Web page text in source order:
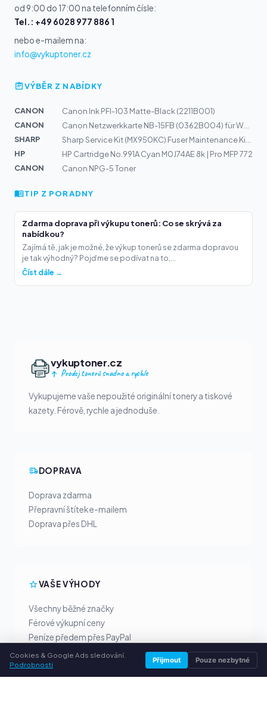
od 9:00 do 17:00 na telefonním čísle:
Tel.: +49 6028 977 886 1
nebo e-mailem na:
info@vykuptoner.cz
VÝBĚR Z NABÍDKY
CANON
Canon Ink PFI-103 Matte-Black (2211B001)
CANON
SHARP
HP
HP Cartridge No.991A Cyan M0J74AE 8k | Pro MFP 772
CANON
Canon NPG-5 Toner
TIP Z PORADNY
Zdarma doprava při výkupu tonerů: Co se skrývá za
nabídkou?
Zajímá tě, jak je možné, že výkup tonerů se zdarma dopravou
je tak výhodný? Pojďme se podívat na to,...
Číst dále →
vykuptoner.cz
Prodej tonerů snadno a rychle
Vykupujeme vaše nepoužité originální tonery a tiskové
kazety. Férově, rychle a jednoduše.
DOPRAVA
Doprava zdarma
Přepravní štítek e-mailem
Doprava přes DHL
VAŠE VÝHODY
Všechny běžné značky
Férové výkupní ceny
Peníze předem přes PayPal
Osobní poradenství
Cookies & Google Ads sledování.
Podrobnosti
Přijmout Pouze nezbytné